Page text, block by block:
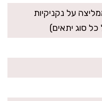
על נקניקיות
כל סוג יתאים)